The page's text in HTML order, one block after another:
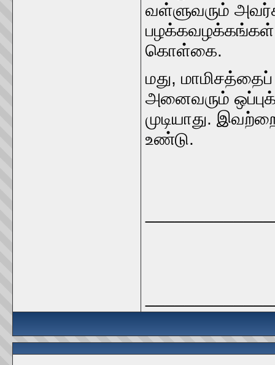
வள்ளுவரும்‌
பழக்கவழக்கங்கள்‌
கொள்கை.
மது,
அனைவரும்‌
முடியாது.
உண்டு.